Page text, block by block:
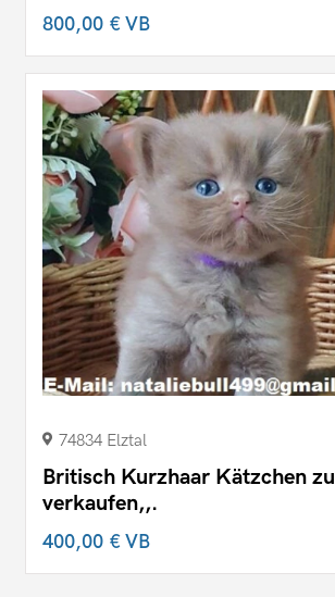
800,00 €VB
74834 Elztal
Britisch Kurzhaar Kätzchen zu
verkaufen,,.
400,00 €VB